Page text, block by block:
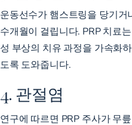
운동선수가 햄스트링을 당기
수개월이 걸립니다. PRP 치료
성 부상의 치유 과정을 가속화
도록 도와줍니다.
4. 관절염
연구에 따르면 PRP 주사가무